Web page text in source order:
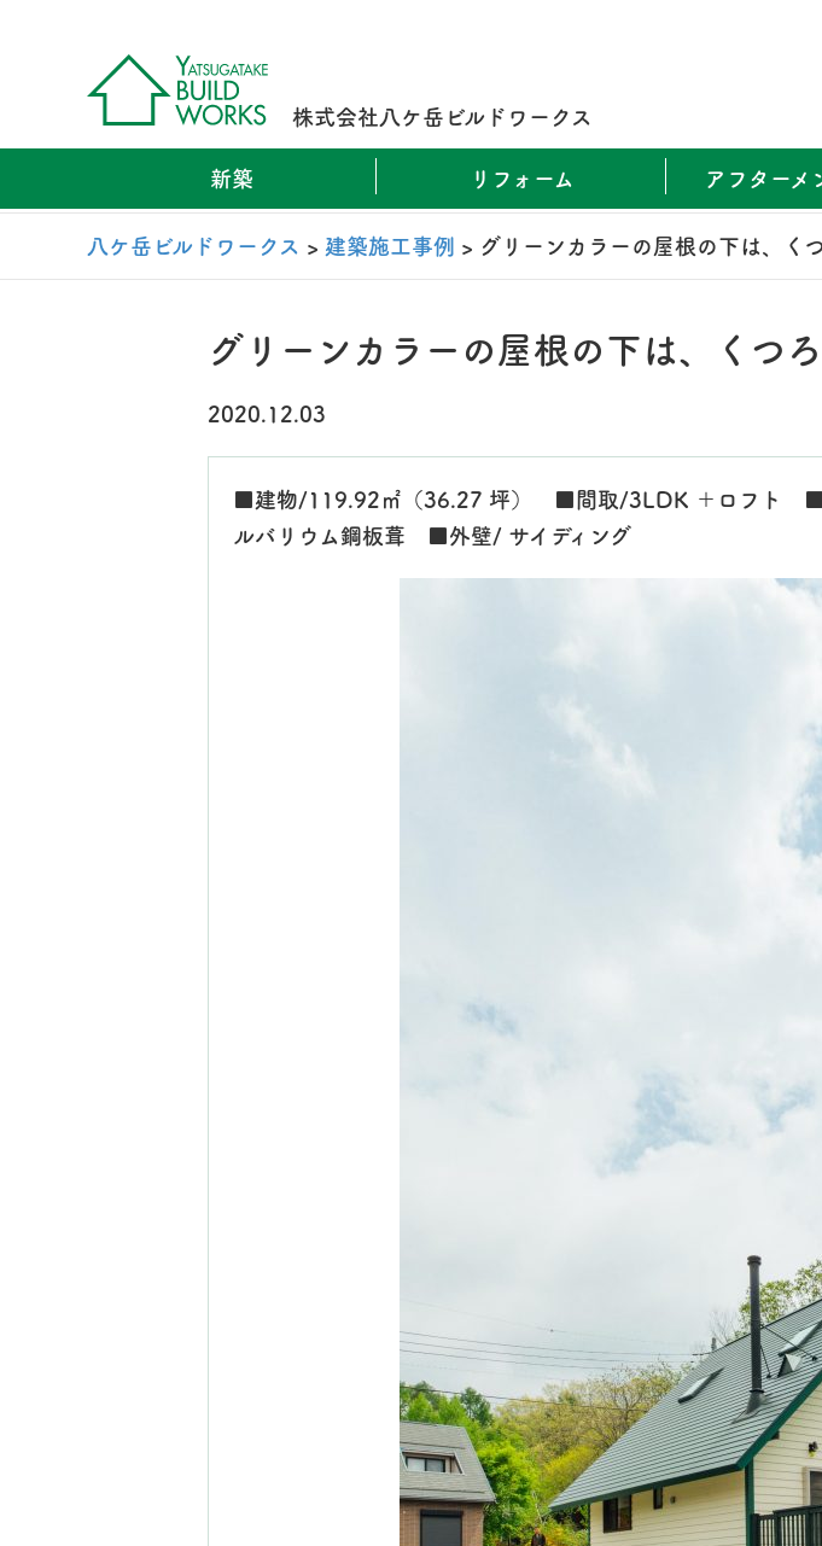
株式会社八ケ岳ビルドワークス
新築 リフォーム アフターメ
八ケ岳ビルドワークス > 建築施工事例 > グリーンカラーの屋根の下は、く
グリーンカラーの屋根の下は、くつろ
2020.12.03
■建物/119.92㎡（36.27 坪） ■間取/3LDK ＋ロフ
ルバリウム鋼板葺 ■外壁/ サイディング